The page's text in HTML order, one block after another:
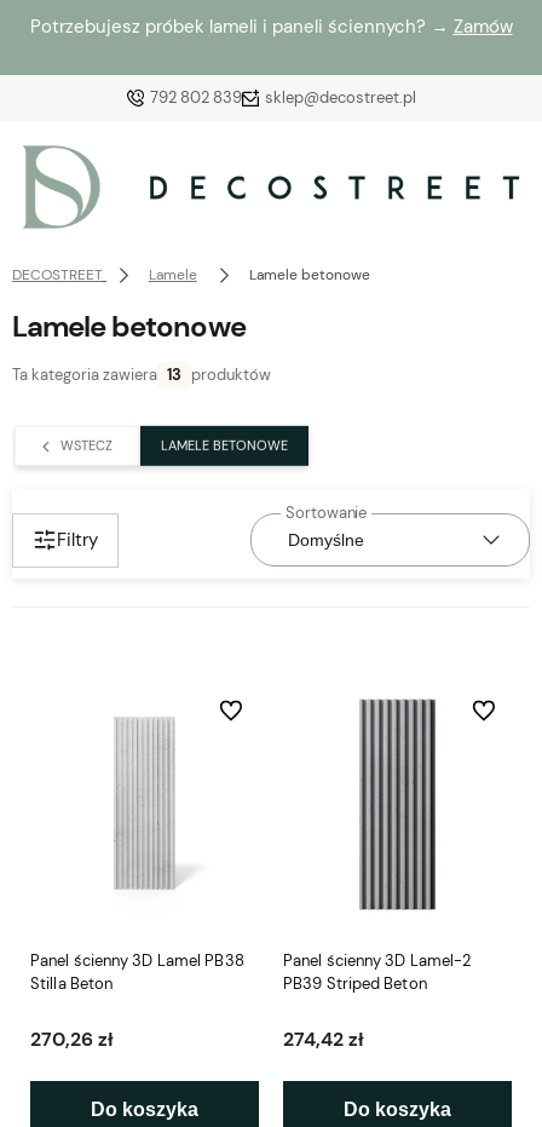
Potrzebujesz próbek lameli i paneli ściennych? → Zamów
792 802 839 sklep@decostreet.pl
zaloguj się, aby przywrócić dodane produkty do listy
z poprzedniej sesji.
DECOSTREET Lamele Lamele betonowe
Lamele betonowe
Ta kategoria zawiera 13 produktów
WSTECZ LAMELE BETONOWE
Filtry
Panel ścienny 3D Lamel PB38
Stilla Beton
270,26 zł
Do koszyka
Do ulubionych
Panel ścienny 3D Lamel-2
PB39 Striped Beton
274,42 zł
Do koszyka
Do